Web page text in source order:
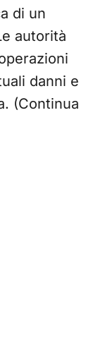
di un
autorità
danni e
(Continua